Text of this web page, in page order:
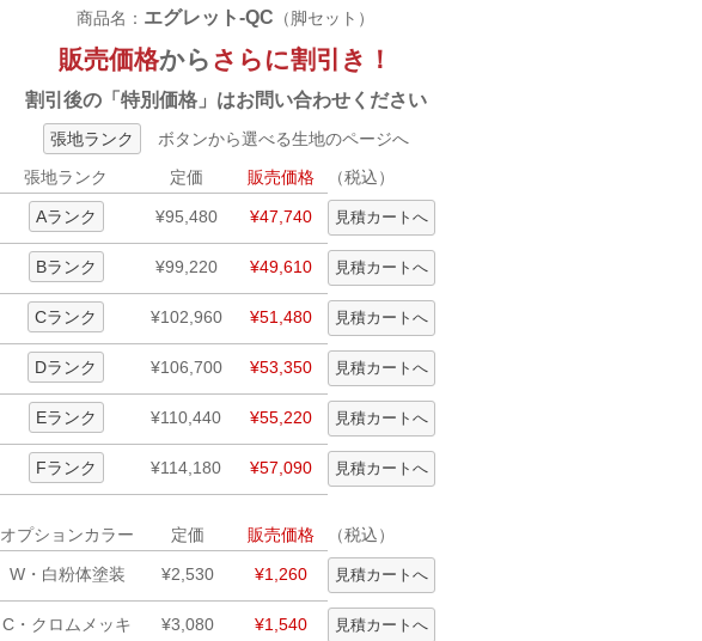
商品名： エグレット-QC （脚セット）
販売価格から さらに割引き！
割引後の「特別価格」はお問い合わせください
張地ランク
ボタンから選べる生地のページへ
張地ランク
定価 販売価格 （税込）
Aランク ¥95,480 ¥47,740
Bランク ¥99,220 ¥49,610
Cランク ¥102,960 ¥51,480
Dランク ¥106,700 ¥53,350
Eランク ¥110,440 ¥55,220
Fランク ¥114,180 ¥57,090
オプションカラー 定価 販売価格 （税込）
W・白粉体塗装 ¥2,530 ¥1,260
C・クロムメッキ ¥3,080 ¥1,540